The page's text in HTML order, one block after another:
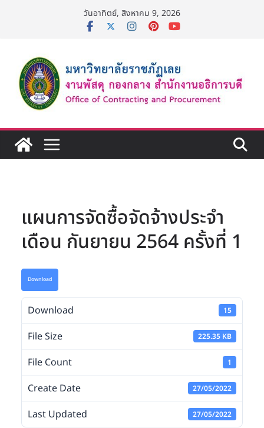
วันอาทิตย์, สิงหาคม 9, 2026
แผนการจัดซื้อจัดจ้างประจำ
เดือน กันยายน 2564 ครั้งที่ 1
Download
Download 15
File Size 225.35 KB
File Count 1
Create Date 27/05/2022
Last Updated 27/05/2022